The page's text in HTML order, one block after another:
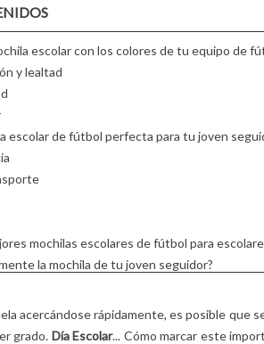
Animales divertidos,
texturas suaves, colores
reconfortantes:
gustan...
las
escolar con los colores de tu equipo de
y lealtad
escolar de fútbol perfecta para tu joven
mochilas escolares de fútbol para
la mochila de tu joven seguidor?
acercándose rápidamente, es posible que
grado. Día Escolar... Cómo marcar este